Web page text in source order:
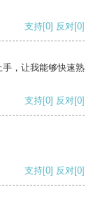
支持[0] 反对[0]
，让我能够快速熟
支持[0] 反对[0]
支持[0] 反对[0]